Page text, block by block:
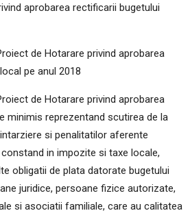
aprobarea rectificarii bugetului
de Hotarare privind aprobarea
pe anul 2018
de Hotarare privind aprobarea
minimis reprezentand scutirea de la
si penalitatilor aferente
in impozite si taxe locale,
obligatii de plata datorate bugetului
juridice, persoane fizice autorizate,
si asociatii familiale, care au calitatea